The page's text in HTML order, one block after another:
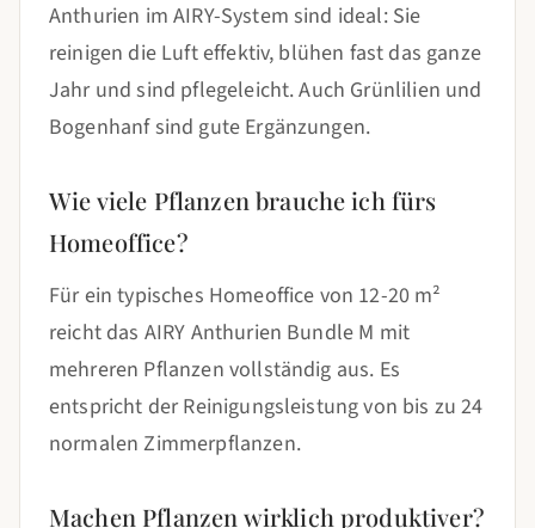
Anthurien im AIRY-System sind ideal: Sie
reinigen die Luft effektiv, blühen fast das ganze
Jahr und sind pflegeleicht. Auch Grünlilien und
Bogenhanf sind gute Ergänzungen.
Wie viele Pflanzen brauche ich fürs
Homeoffice?
Für ein typisches Homeoffice von 12-20 m²
reicht das AIRY Anthurien Bundle M mit
mehreren Pflanzen vollständig aus. Es
entspricht der Reinigungsleistung von bis zu 24
normalen Zimmerpflanzen.
Machen Pflanzen wirklich produktiver?